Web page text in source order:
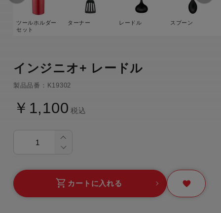
インジニオ+ レードル
製品品番：K19302
￥1,100 税込
ツールホルダー
セット
ターナー レードル スプーン
カートに入れる